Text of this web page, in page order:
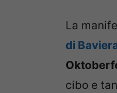
La
di
cibo e